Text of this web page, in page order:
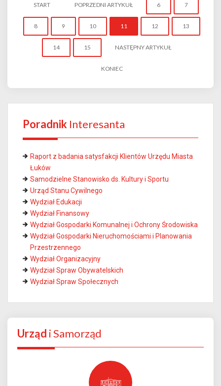
START POPRZEDNI ARTYKUŁ 6 7
8 9 10 11 12 13
14 15 NASTĘPNY ARTYKUŁ
KONIEC
Poradnik Interesanta
Raport z badania satysfakcji Klientów Urzędu Miasta
Łuków
Samodzielne Stanowisko ds. Kultury i Sportu
Urząd Stanu Cywilnego
Wydział Edukacji
Wydział Finansowy
Wydział Gospodarki Komunalnej i Ochrony Środowiska
Wydział Gospodarki Nieruchomościami i Planowania
Przestrzennego
Wydział Organizacyjny
Wydział Spraw Obywatelskich
Wydział Spraw Społecznych
Urząd i Samorząd